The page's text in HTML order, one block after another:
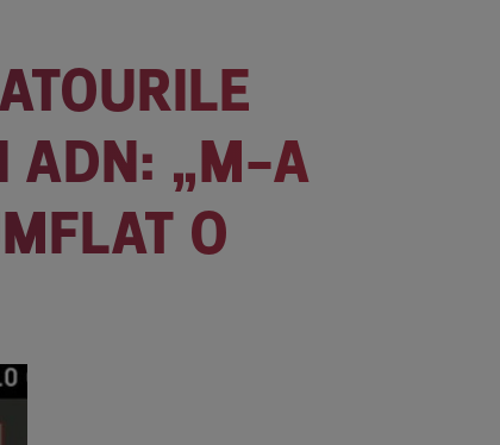
ADN: „M-A
O